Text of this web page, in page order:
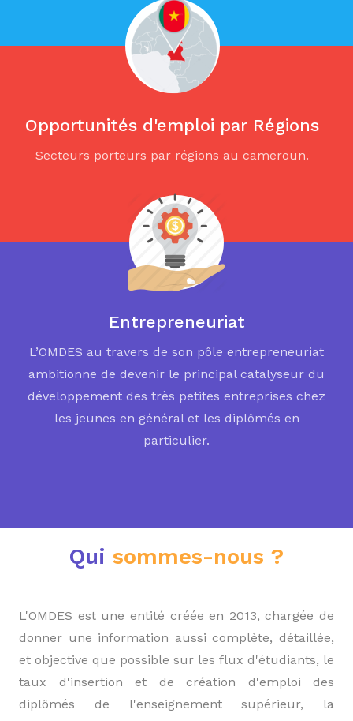
Opportunités d'emploi par Régions
Secteurs porteurs par régions au cameroun.
Entrepreneuriat
L’OMDES au travers de son pôle entrepreneuriat
ambitionne de devenir le principal catalyseur du
développement des très petites entreprises chez
les jeunes en général et les diplômés en
particulier.
Qui sommes-nous ?
L'OMDES est une entité créée en 2013, chargée de
donner une information aussi complète, détaillée,
et objective que possible sur les flux d'étudiants, le
taux d'insertion et de création d'emploi des
diplômés de l'enseignement supérieur, la